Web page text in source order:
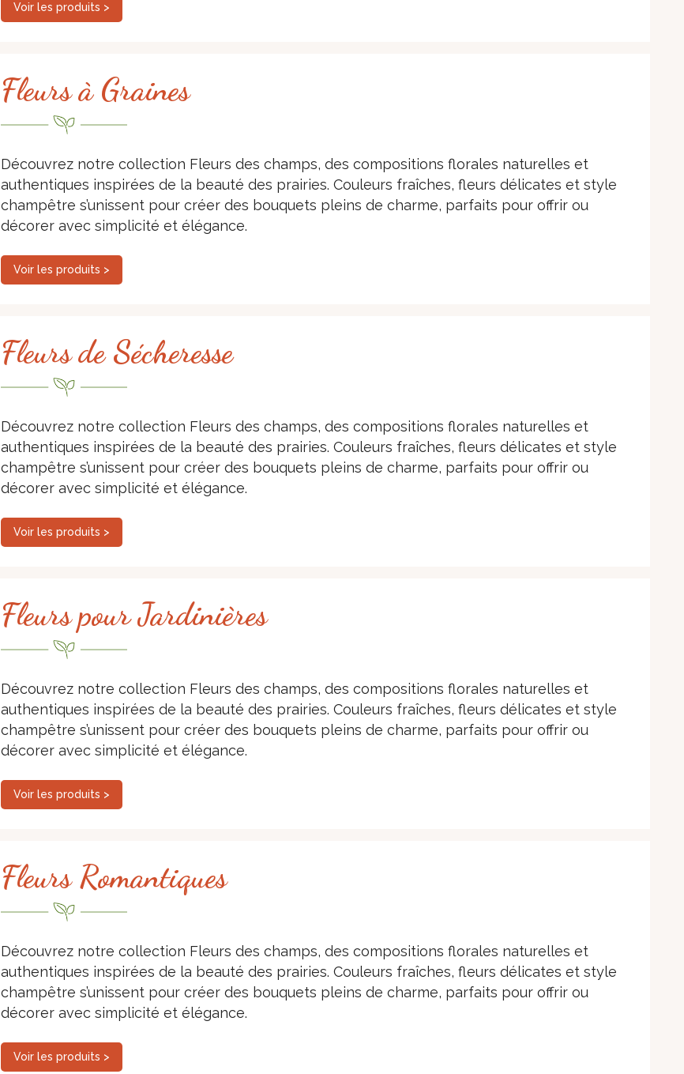
Voir les produits >
Fleurs à Graines
Découvrez notre collection Fleurs des champs, des compositions florales naturelles et
authentiques inspirées de la beauté des prairies. Couleurs fraîches, fleurs délicates et style
champêtre s’unissent pour créer des bouquets pleins de charme, parfaits pour offrir ou
décorer avec simplicité et élégance.
Voir les produits >
Fleurs de Sécheresse
Découvrez notre collection Fleurs des champs, des compositions florales naturelles et
authentiques inspirées de la beauté des prairies. Couleurs fraîches, fleurs délicates et style
champêtre s’unissent pour créer des bouquets pleins de charme, parfaits pour offrir ou
décorer avec simplicité et élégance.
Voir les produits >
Fleurs pour Jardinières
Découvrez notre collection Fleurs des champs, des compositions florales naturelles et
authentiques inspirées de la beauté des prairies. Couleurs fraîches, fleurs délicates et style
champêtre s’unissent pour créer des bouquets pleins de charme, parfaits pour offrir ou
décorer avec simplicité et élégance.
Voir les produits >
Fleurs Romantiques
Découvrez notre collection Fleurs des champs, des compositions florales naturelles et
authentiques inspirées de la beauté des prairies. Couleurs fraîches, fleurs délicates et style
champêtre s’unissent pour créer des bouquets pleins de charme, parfaits pour offrir ou
décorer avec simplicité et élégance.
Voir les produits >